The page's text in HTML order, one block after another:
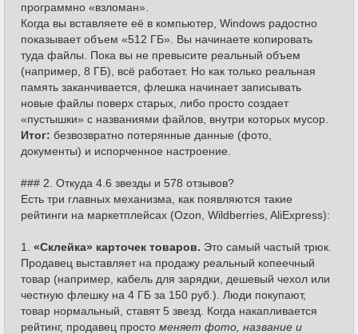
программно «взломан».
Когда вы вставляете её в компьютер, Windows радостно
показывает объем «512 ГБ». Вы начинаете копировать
туда файлы. Пока вы не превысите реальный объем
(например, 8 ГБ), всё работает. Но как только реальная
память заканчивается, флешка начинает записывать
новые файлы поверх старых, либо просто создает
«пустышки» с названиями файлов, внутри которых мусор.
Итог: безвозвратно потерянные данные (фото,
документы) и испорченное настроение.
### 2. Откуда 4.6 звезды и 578 отзывов?
Есть три главных механизма, как появляются такие
рейтинги на маркетплейсах (Ozon, Wildberries, AliExpress):
1. «Склейка» карточек товаров. Это самый частый трюк.
Продавец выставляет на продажу реальный копеечный
товар (например, кабель для зарядки, дешевый чехол или
честную флешку на 4 ГБ за 150 руб.). Люди покупают,
товар нормальный, ставят 5 звезд. Когда накапливается
рейтинг, продавец просто меняет фото, название и